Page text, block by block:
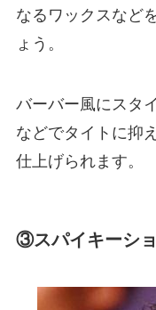
なるワックスなど
ょう。
バーバー風にスタ
などでタイトに抑
仕上げられます。
③スパイキーシ